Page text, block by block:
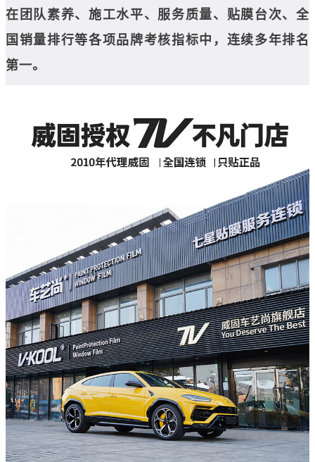
在团队素养、施工水平、服务质量、 贴膜台次、全
国销量排行等各项品牌考核指标中，连续多年排名
第一。